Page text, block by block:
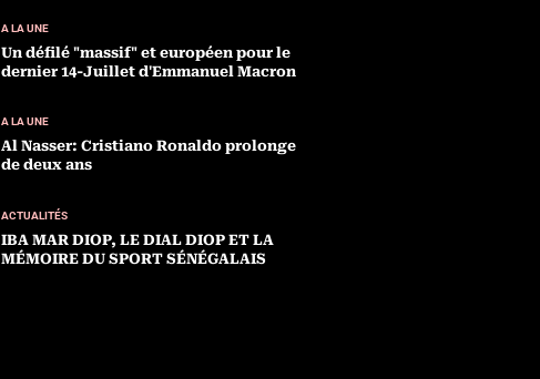
A LA UNE
Un défilé "massif" et européen pour le
dernier 14-Juillet d'Emmanuel Macron
A LA UNE
Al Nasser: Cristiano Ronaldo prolonge
de deux ans
ACTUALITÉS
IBA MAR DIOP, LE DIAL DIOP ET LA
MÉMOIRE DU SPORT SÉNÉGALAIS